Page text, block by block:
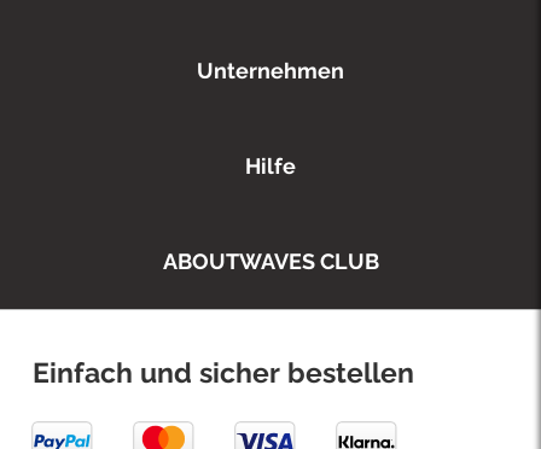
Unternehmen
Hilfe
ABOUTWAVES CLUB
Einfach und sicher bestellen